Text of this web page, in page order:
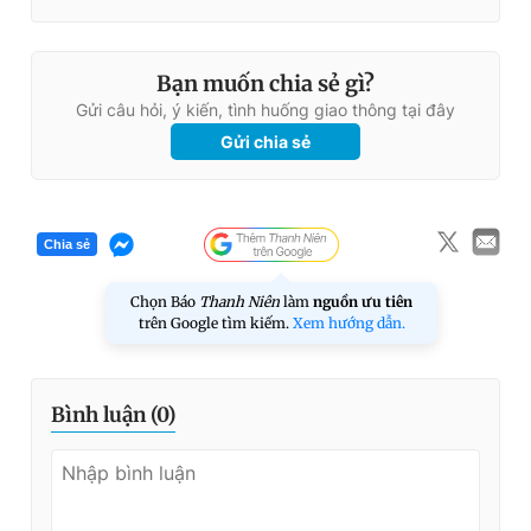
Bạn muốn chia sẻ gì?
Gửi câu hỏi, ý kiến, tình huống giao thông tại đây
Gửi chia sẻ
Chia sẻ
Chọn Báo Thanh Niên làm nguồn ưu tiên
trên Google tìm kiếm. Xem hướng dẫn.
Bình luận (0)